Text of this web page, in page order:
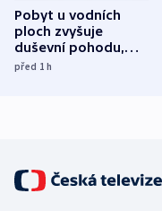
Pobyt u vodních
ploch zvyšuje
duševní pohodu,
ukázala
před 1h